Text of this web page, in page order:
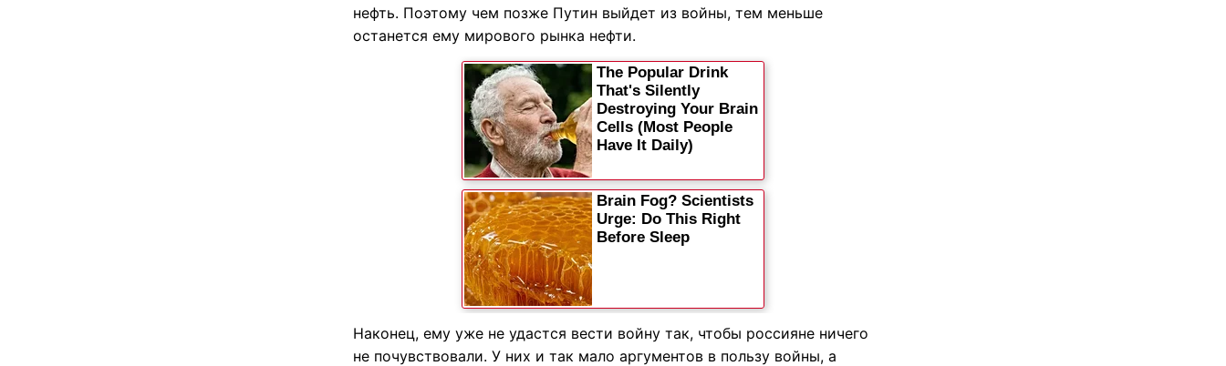
нефть. Поэтому чем позже Путин выйдет из войны, тем меньше
останется ему мирового рынка нефти.
Наконец, ему уже не удастся вести войну так, чтобы россияне ничего
не почувствовали. У них и так мало аргументов в пользу войны, а